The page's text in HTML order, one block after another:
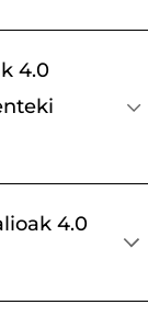
4.0
4.0